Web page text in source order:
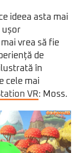
ideea asta mai
ușor
vrea să fie
de
în
cele mai
VR: Moss.